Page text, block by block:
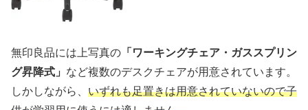
無印良品には上写真の 「ワーキングチェア・ガススプリン
グ昇降式」 など複数のデスクチェアが用意されています。
しかしながら、 いずれも足置きは用意されていないので子